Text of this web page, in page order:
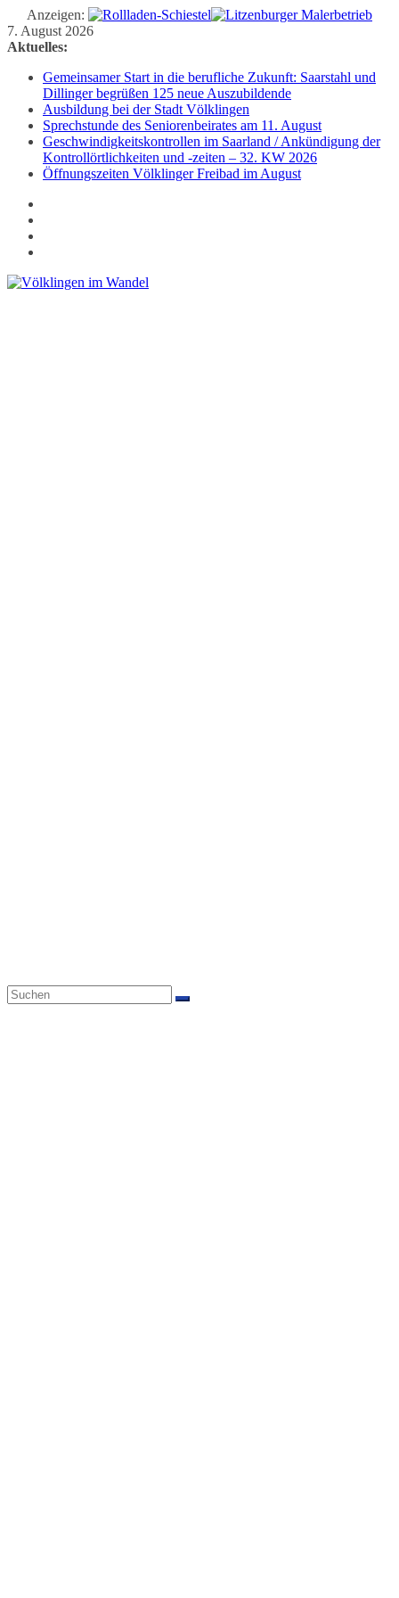
Anzeigen:
Zum
Inhalt
7. August 2026
Aktuelles:
Gemeinsamer Start in die berufliche Zukunft: Saarstahl und
Dillinger begrüßen 125 neue Auszubildende
Ausbildung bei der Stadt Völklingen
Sprechstunde des Seniorenbeirates am 11. August
Geschwindigkeitskontrollen im Saarland / Ankündigung der
Kontrollörtlichkeiten und -zeiten – 32. KW 2026
Öffnungszeiten Völklinger Freibad im August